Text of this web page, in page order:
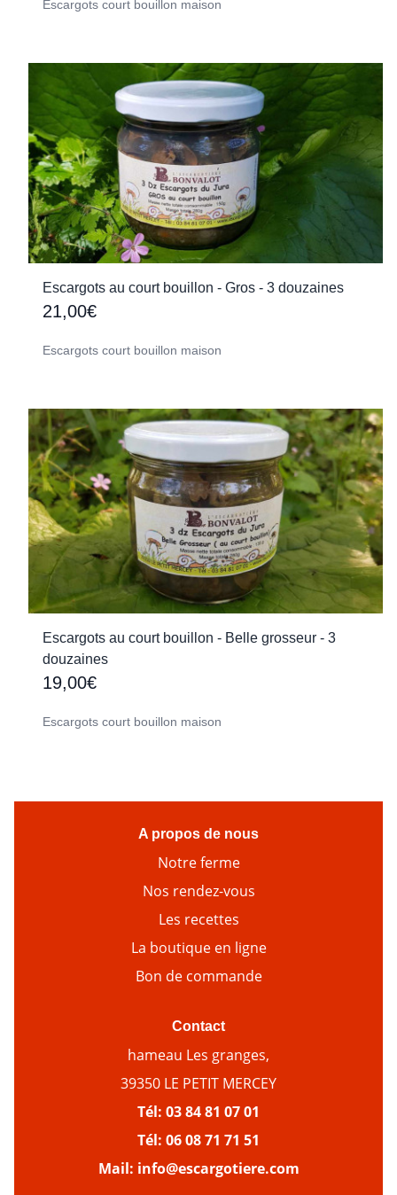
Escargots court bouillon maison
Escargots au court bouillon - Gros - 3 douzaines
21,00€
Escargots court bouillon maison
Escargots au court bouillon - Belle grosseur - 3
douzaines
19,00€
Escargots court bouillon maison
A propos de nous
Notre ferme
Nos rendez-vous
Les recettes
La boutique en ligne
Bon de commande
Contact
hameau Les granges,
39350 LE PETIT MERCEY
Tél: 03 84 81 07 01
Tél: 06 08 71 71 51
Mail: info@escargotiere.com